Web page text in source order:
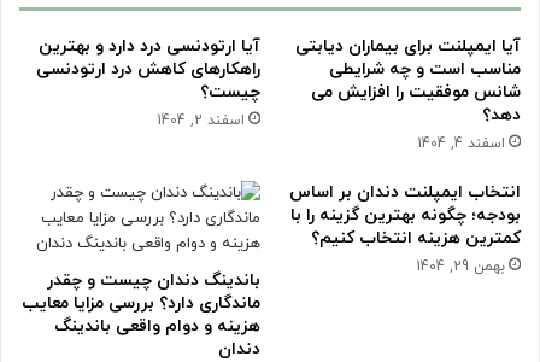
آیا ایمپلنت برای بیماران دیابتی
مناسب است و چه شرایطی
شانس موفقیت را افزایش می
دهد؟
اسفند 4, 1404
آیا ارتودنسی درد دارد و بهترین
راهکارهای کاهش درد ارتودنسی
چیست؟
اسفند 2, 1404
انتخاب ایمپلنت دندان بر اساس
بودجه؛ چگونه بهترین گزینه را با
کمترین هزینه انتخاب کنیم؟
بهمن 29, 1404
باندینگ دندان چیست و چقدر
ماندگاری دارد؟ بررسی مزایا معایب
هزینه و دوام واقعی باندینگ
دندان